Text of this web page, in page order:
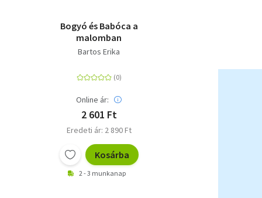
Bogyó és Babóca a
malomban
Bartos Erika
Online ár:
2 601 Ft
Eredeti ár: 2 890 Ft
Kosárba
2 - 3 munkanap